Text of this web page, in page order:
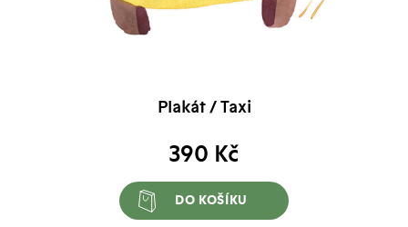
Plakát / Taxi
390 Kč
DO KOŠÍKU